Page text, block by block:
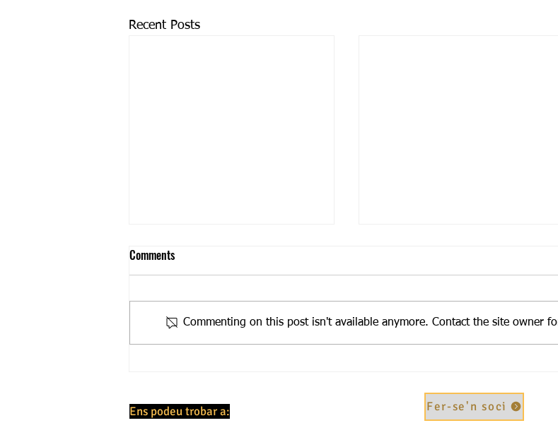
Recent Posts
Nadal a Ginebra!
Descobrint la Rive Gauche
Comments
Commenting on this post isn't available anymore. Contact the site owner
Ens podeu trobar a: Fer-se'n soci